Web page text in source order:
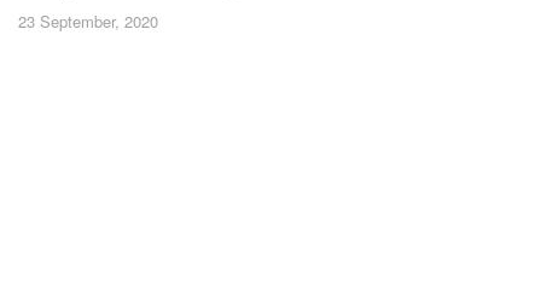
23 September, 2020